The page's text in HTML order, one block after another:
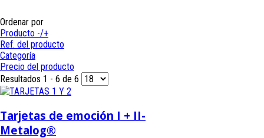
Ordenar por
Producto -/+
Ref. del producto
Categoría
Precio del producto
Resultados 1 - 6 de 6
Tarjetas de emoción I + II-
Metalog®